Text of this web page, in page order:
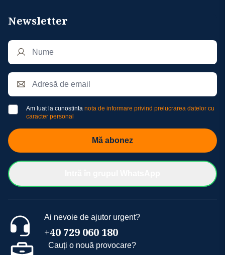
Newsletter
Am luat la cunostinta nota de informare privind prelucrarea datelor cu
caracter personal
Mă abonez
Ai nevoie de ajutor urgent?
+40 729 060 180
Cauți o nouă provocare?